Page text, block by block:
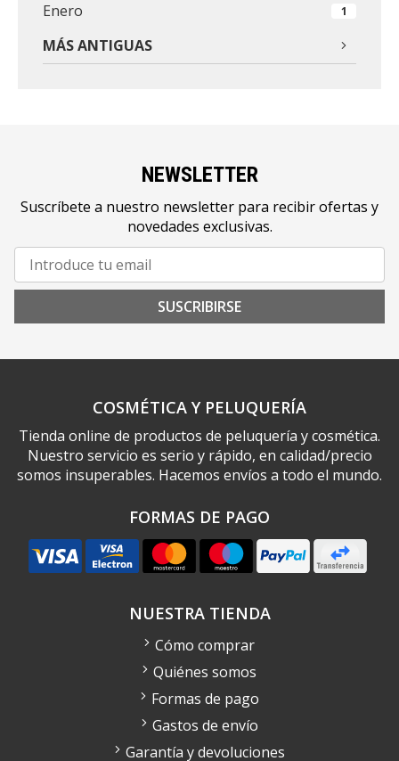
Enero 1
MÁS ANTIGUAS
NEWSLETTER
Suscríbete a nuestro newsletter para recibir ofertas y
novedades exclusivas.
SUSCRIBIRSE
COSMÉTICA Y PELUQUERÍA
Tienda online de productos de peluquería y cosmética.
Nuestro servicio es serio y rápido, en calidad/precio
somos insuperables. Hacemos envíos a todo el mundo.
FORMAS DE PAGO
NUESTRA TIENDA
Cómo comprar
Quiénes somos
Formas de pago
Gastos de envío
Garantía y devoluciones